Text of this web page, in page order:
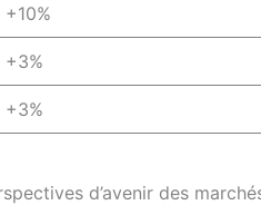
+10%
+3%
+3%
d’avenir des